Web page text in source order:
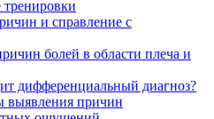
и справление с
болей в области плеча и
дифференциальный диагноз?
выявления причин